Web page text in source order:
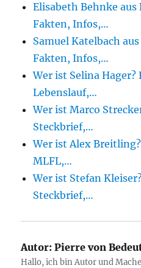
Elisabeth Behnke
Fakten, Infos,…
Samuel Katelbach
Fakten, Infos,…
Wer ist Selina Hager?
Lebenslauf,…
Wer ist Marco
Steckbrief,…
Wer ist Alex
MLFL,…
Wer ist Stefan
Steckbrief,…
Autor: Pierre von
Hallo, ich bin Autor und